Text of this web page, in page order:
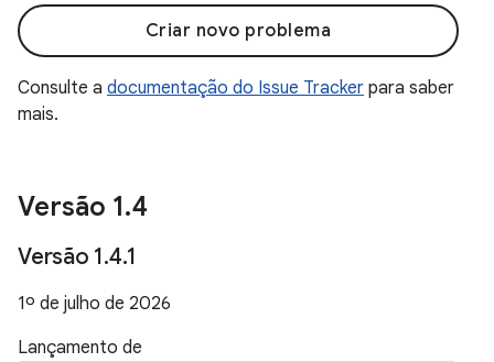
Criar novo problema
Consulte a documentação do Issue Tracker para saber
mais.
Versão 1.4
Versão 1.4.1
1º de julho de 2026
Lançamento de